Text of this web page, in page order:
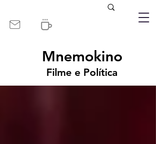
Mnemokino
Filme e Política